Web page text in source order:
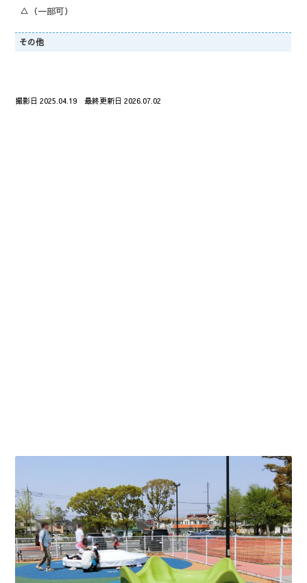
△（一部可）
その他
撮影日 2025.04.19 最終更新日 2026.07.02